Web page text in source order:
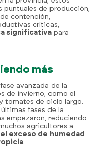
puntuales de producción,
contención,
críticas,
significativapara
más
avanzada de la
de invierno, como el
tomates de ciclo largo.
fases de la
empezaron, reduciendo
agricultores a
exceso de humedad
.